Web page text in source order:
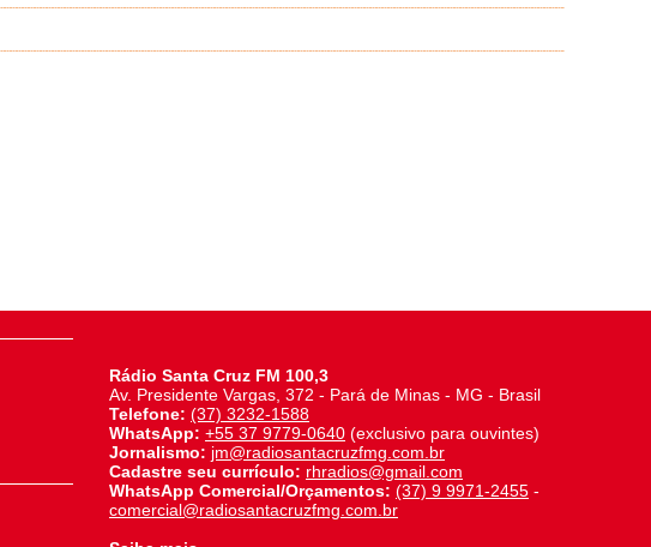
Rádio Santa Cruz FM 100,3
Av. Presidente Vargas, 372 - Pará de Minas - MG - Brasil
Telefone: (37) 3232-1588
WhatsApp: +55 37 9779-0640 (exclusivo para ouvintes)
Jornalismo: jm@radiosantacruzfmg.com.br
Cadastre seu currículo: rhradios@gmail.com
WhatsApp Comercial/Orçamentos: (37) 9 9971-2455 -
comercial@radiosantacruzfmg.com.br